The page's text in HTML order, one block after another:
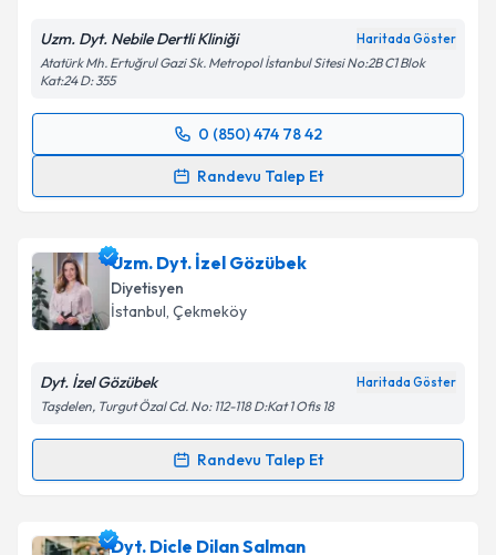
Uzm. Dyt. Nebile Dertli Kliniği Haritada Göster
Atatürk Mh. Ertuğrul Gazi Sk. Metropol İstanbul Sitesi No:2B C1 Blok
Kat:24 D: 355
0 (850) 474 78 42
Randevu Talep Et
Randevu Takvimi Talebi
takvim hazırlandığında e-posta ile bilgilendireceğiz.
E-posta Adresiniz
Kişisel verilerimin işlenmesine ilişkin
Metni'ni okudum ve kişisel verilerimin belirtilen
kapsamda işlenmesini kabul ediyorum.
Uzm. Dyt. İzel Gözübek
Diyetisyen
İstanbul, Çekmeköy
Dyt. İzel Gözübek Haritada Göster
Taşdelen, Turgut Özal Cd. No: 112-118 D:Kat 1 Ofis 18
Randevu Talep Et
Randevu Takvimi Talebi
Uzm. Dyt. İzel Gözübekiçin randevu takvimi talebi
Dyt. Dicle Dilan Salman